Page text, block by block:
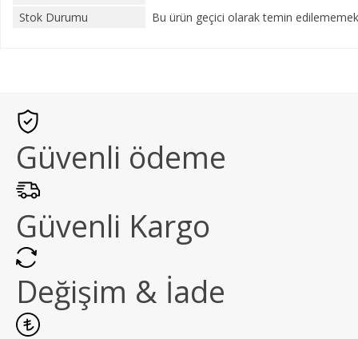
Stok Durumu
Bu ürün geçici olarak temin
Güvenli ödeme
Güvenli Kargo
Değişim & İade